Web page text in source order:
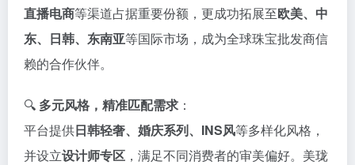
直播电商等渠道占据重要份额，更成功拓展至欧美、中
东、日韩、东南亚等国际市场，成为全球珠宝批发商信
赖的合作伙伴。
🔍 多元风格，精准匹配需求 ：
平台提供日韩轻奢、婚庆系列、INS风等多样化风格，
并设立设计师专区 ，满足不同消费者的审美偏好。美珑